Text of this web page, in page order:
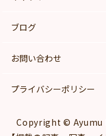
ブログ
お問い合わせ
プライバシーポリシー
Copyright © Ayumu